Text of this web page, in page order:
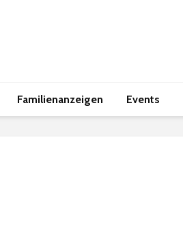
Familienanzeigen Events